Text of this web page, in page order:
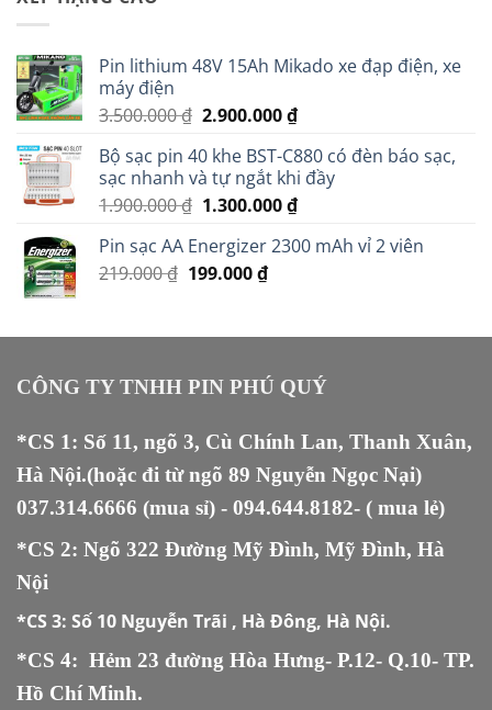
Pin lithium 48V 15Ah Mikado xe đạp điện, xe
máy điện
3.500.000₫ Giá
là:
3.500.000 ₫.
2.900.000₫Giá
tại
là:
2.900.000 ₫.
Bộ sạc pin 40 khe BST-C880 có đèn báo sạc,
sạc nhanh và tự ngắt khi đầy
1.900.000₫ Giá
là:
1.900.000 ₫.
1.300.000₫Giá
tại
Pin sạc AA Energizer 2300 mAh vỉ 2 viên
219.000₫ Giá
219.000 ₫.
199.000₫Giá
là:
CÔNG TY TNHH PIN PHÚ QUÝ
*CS 1: Số 11, ngõ 3, Cù Chính Lan, Thanh Xuân,
Hà Nội.(hoặc đi từ ngõ 89 Nguyễn Ngọc Nại)
037.314.6666 (mua sỉ) - 094.644.8182- ( mua lẻ)
*CS 2: Ngõ 322 Đường Mỹ Đình, Mỹ Đình, Hà
Nội
*CS 3: Số 10 Nguyễn Trãi , Hà Đông, Hà Nội.
*CS 4: Hẻm 23 đường Hòa Hưng- P.12- Q.10- TP.
Hồ Chí Minh.